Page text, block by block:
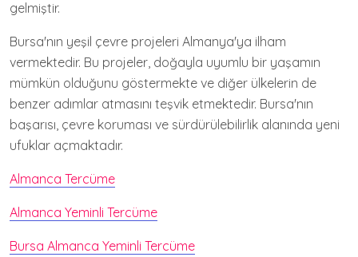
gelmiştir.
Bursa'nın yeşil çevre projeleri Almanya'ya ilham
vermektedir. Bu projeler, doğayla uyumlu bir yaşamın
mümkün olduğunu göstermekte ve diğer ülkelerin de
benzer adımlar atmasını teşvik etmektedir. Bursa'nın
başarısı, çevre koruması ve sürdürülebilirlik alanında yeni
ufuklar açmaktadır.
Almanca Tercüme
Almanca Yeminli Tercüme
Bursa Almanca Yeminli Tercüme